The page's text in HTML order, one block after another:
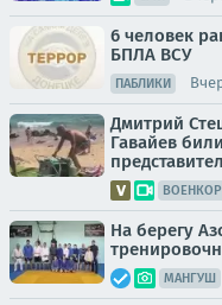
6 человек
БПЛА ВСУ
ПАБЛИКИ
Дмитрий
Гавайев
На берегу
МАНГУШ